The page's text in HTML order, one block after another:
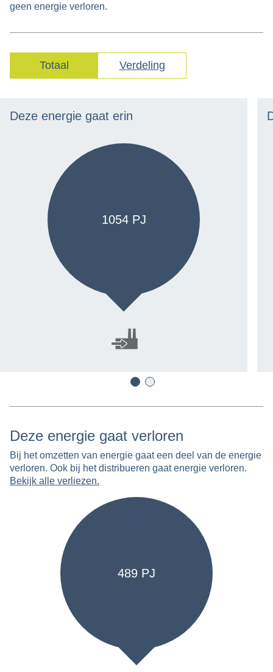
geen energie verloren.
Totaal Verdeling
Deze energie gaat erin
1054 PJ
Deze energie gaat verloren
Bij het omzetten van energie gaat een deel van de energie
verloren. Ook bij het distribueren gaat energie verloren.
Bekijk alle verliezen.
489 PJ